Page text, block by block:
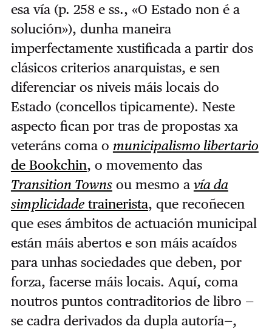
esa vía (p. 258 e ss., «O Estado non é a
solución»), dunha maneira
imperfectamente xustificada a partir dos
clásicos criterios anarquistas, e sen
diferenciar os niveis máis locais do
Estado (concellos tipicamente). Neste
aspecto fican por tras de propostas xa
veteráns coma o municipalismo libertario
de Bookchin, o movemento das
Transition Townsou mesmo a vía da
simplicidadetrainerista, que recoñecen
que eses ámbitos de actuación municipal
están máis abertos e son máis acaídos
para unhas sociedades que deben, por
forza, facerse máis locais. Aquí, coma
noutros puntos contraditorios de libro —
se cadra derivados da dupla autoría—,